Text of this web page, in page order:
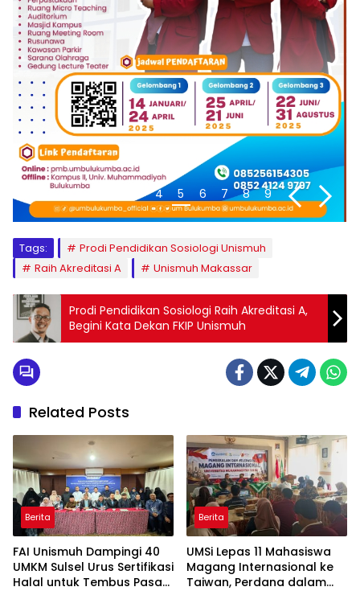
4 5 6 7 8 9
Tags:
Prodi Pendidikan Sosiologi Unismuh
Raih Akreditasi A
Unismuh Makassar
Prodi Pendidikan Sosiologi Raih Akreditasi A,
Begini Kata Dekan FKIP Unismuh
Related Posts
Berita
FAI Unismuh Dampingi 40
UMKM Sulsel Urus Sertifikasi
Halal untuk Tembus Pasar
Berita
UMSi Lepas 11 Mahasiswa
Magang Internasional ke
Taiwan, Perdana dalam